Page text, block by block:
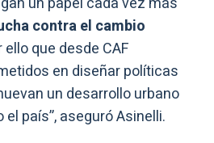
contra el cambio
ello que desde CAF
en diseñar políticas
un desarrollo urbano
país”, aseguró Asinelli.